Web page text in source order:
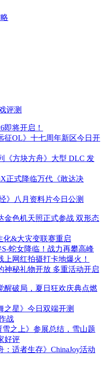
评测
即将开启！
征OL》十七周年新区今日开
《方块方舟》大型 DLC 发
正式降临万代《敢达决
》八月资料片今日公测
金色机天照正式参战 双形态
化&大灾变联赛重启
S-蛇女降临！战力再攀高峰
网红拍摄打卡地爆火！
神秘礼物开放 多重活动开启
醒破局，夏日狂欢庆典点燃
之星》今日双端开测
战
雪之上》参展总结，雪山题
好评
适者生存》ChinaJoy活动